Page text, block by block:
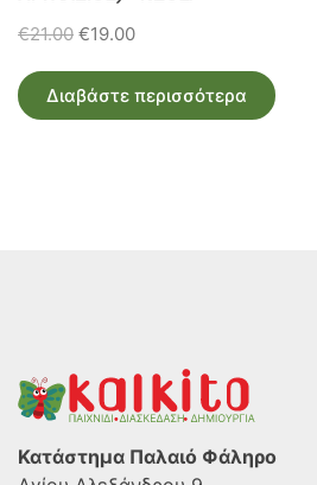
€21.00 Original
was:
€21.00.
€19.00Η
τιμή
είναι:
Διαβάστε περισσότερα
Κατάστημα Παλαιό Φάληρο